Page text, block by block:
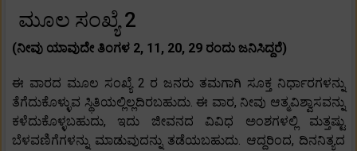
ಮೂಲ ಸಂಖ್ಯೆ 2
(ನೀವು ಯಾವುದೇ ತಿಂಗಳ 2, 11, 20, 29 ರಂದು ಜನಿಸಿದ್ದರೆ)
ಈ ವಾರದ ಮೂಲ ಸಂಖ್ಯೆ 2 ರ ಜನರು ತಮಗಾಗಿ ಸೂಕ್ತ ನಿರ್ಧಾರಗಳನ್ನು
ತೆಗೆದುಕೊಳ್ಳುವ ಸ್ಥಿತಿಯಲ್ಲಿಲ್ಲದಿರಬಹುದು. ಈ ವಾರ, ನೀವು ಆತ್ಮವಿಶ್ವಾಸವನ್ನು
ಕಳೆದುಕೊಳ್ಳಬಹುದು, ಇದು ಜೀವನದ ವಿವಿಧ ಅಂಶಗಳಲ್ಲಿ ಮತ್ತಷ್ಟು
ಬೆಳವಣಿಗೆಗಳನ್ನು ಮಾಡುವುದನ್ನು ತಡೆಯಬಹುದು. ಆದ್ದರಿಂದ, ದಿನನಿತ್ಯದ